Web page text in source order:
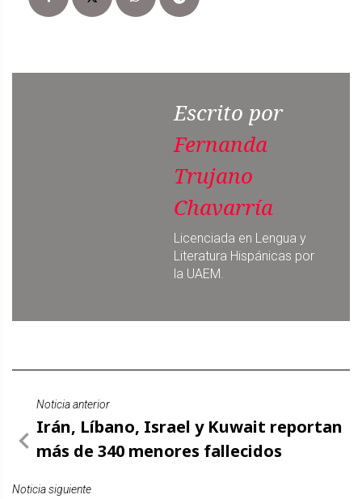
Escrito por
Fernanda
Trujano
Chavarría
Licenciada en Lengua y
Literatura Hispánicas por
la UAEM.
Noticia anterior
Irán, Líbano, Israel y Kuwait reportan
más de 340 menores fallecidos
Noticia siguiente